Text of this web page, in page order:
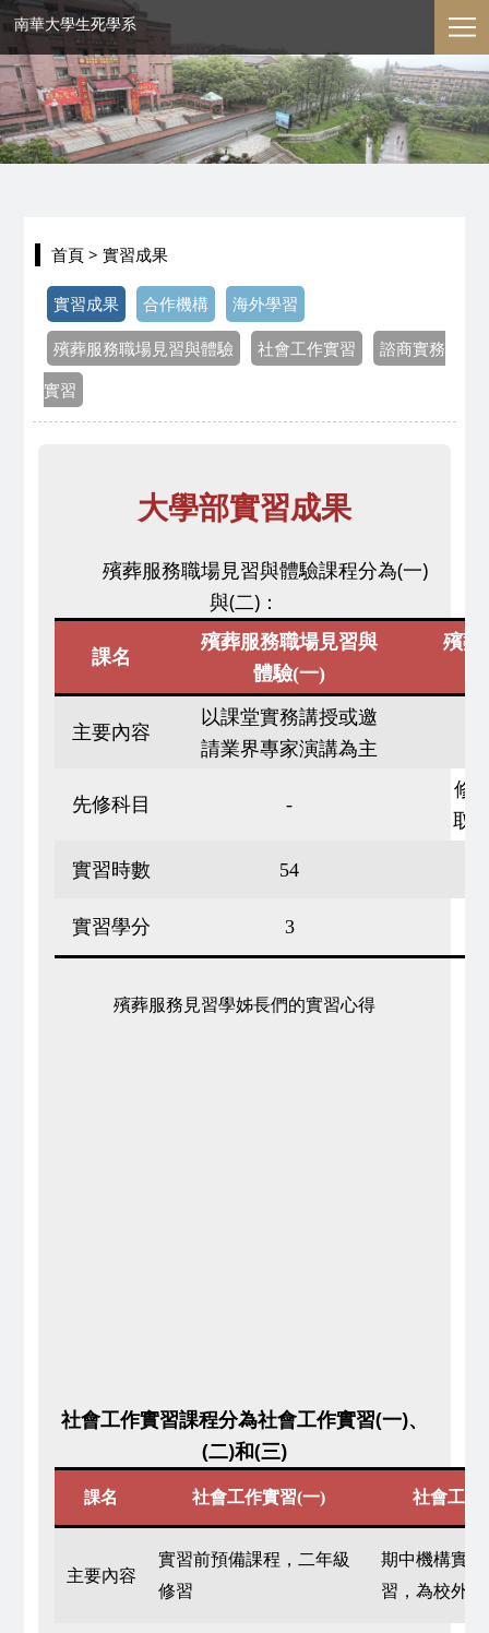
南華大學生死學系
首頁 > 實習成果
實習成果 合作機構 海外學習
殯葬服務職場見習與體驗 社會工作實習
諮商實務
實習
大學部實習成果
殯葬服務職場見習與體驗課程分為(一)
與(二)：
課名
殯葬服務職場見習與
體驗(一)
殯葬
主要內容
以課堂實務講授或邀
請業界專家演講為主
先修科目 -
修
取
實習時數 54
實習學分 3
殯葬服務見習學姊長們的實習心得
社會工作實習課程分為社會工作實習(一)、
(二)和(三)
課名 社會工作實習(一) 社會工作
主要內容
實習前預備課程，二年級
修習
期中機構實
習，為校外